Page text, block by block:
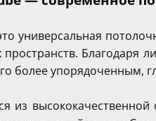
универсальная
Благодаря
более упорядоченным,
из